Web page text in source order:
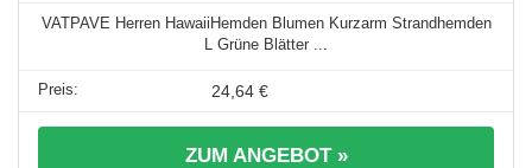
VATPAVE Herren HawaiiHemden Blumen Kurzarm Strandhemden
L Grüne Blätter ...
24,64 €
ZUM ANGEBOT »